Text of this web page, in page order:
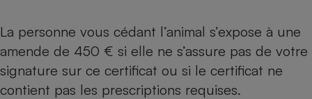
La personne vous cédant l’animal s’expose à une
amende de 450 € si elle ne s’assure pas de votre
signature sur ce certificat ou si le certificat ne
contient pas les prescriptions requises.